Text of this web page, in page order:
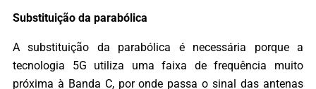
Substituição da parabólica
A substituição da parabólica é necessária porque a
tecnologia 5G utiliza uma faixa de frequência muito
próxima à Banda C, por onde passa o sinal das antenas